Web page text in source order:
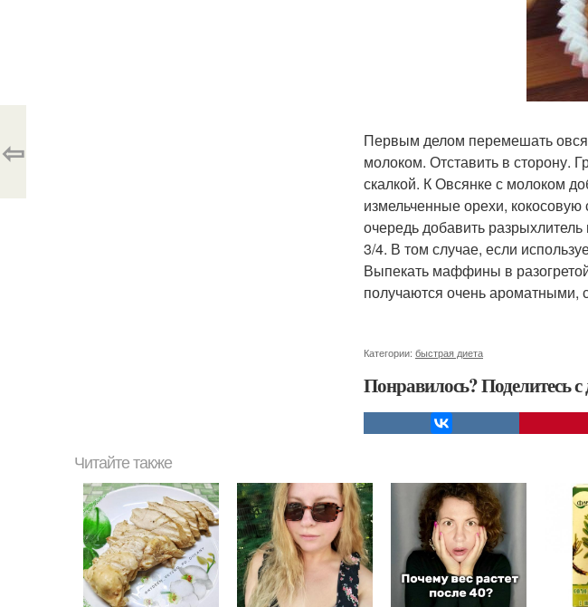
Первым делом перемешать
молоком. Отставить в сторону.
скалкой. К Овсянке с молоком
измельченные орехи,
очередь добавить
3/4. В том случае, если
Выпекать маффины в
получаются очень ароматными,
Категории: быстрая диета
Понравилось? Поделитесь
⇦
Читайте также